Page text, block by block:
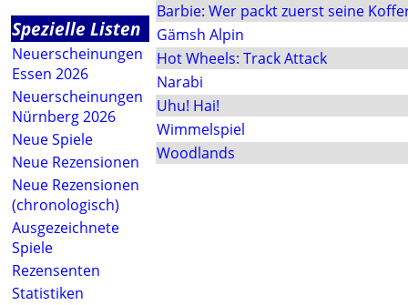
Spezielle Listen
Neuerscheinungen
Essen 2026
Neuerscheinungen
Nürnberg 2026
Neue Spiele
Neue Rezensionen
Neue Rezensionen
(chronologisch)
Ausgezeichnete
Spiele
Rezensenten
Statistiken
Barbie: Wer packt zuerst seine
Gämsh Alpin
Hot Wheels: Track Attack
Narabi
Uhu! Hai!
Wimmelspiel
Woodlands